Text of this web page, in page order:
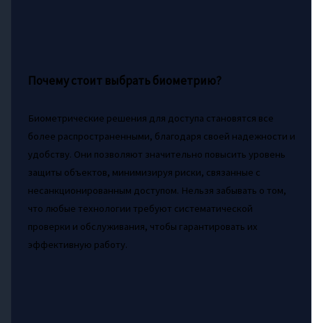
Почему стоит выбрать биометрию?
Биометрические решения для доступа становятся все
более распространенными, благодаря своей надежности и
удобству. Они позволяют значительно повысить уровень
защиты объектов, минимизируя риски, связанные с
несанкционированным доступом. Нельзя забывать о том,
что любые технологии требуют систематической
проверки и обслуживания, чтобы гарантировать их
эффективную работу.